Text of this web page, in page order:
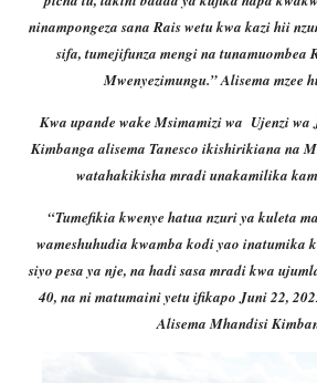
ninampongeza sana Rais wetu kwa kazi hii
sifa, tumejifunza mengi na tunamuombea
Mwenyezimungu.” Alisema mzee
Kwa upande wake Msimamizi wa Ujenzi wa
Kimbanga alisema Tanesco ikishirikiana na
watahakikisha mradi unakamilika
“Tumefikia kwenye hatua nzuri ya kuleta
wameshuhudia kwamba kodi yao inatumika
siyo pesa ya nje, na hadi sasa mradi kwa
40, na ni matumaini yetu ifikapo Juni 22,
Alisema Mhandisi